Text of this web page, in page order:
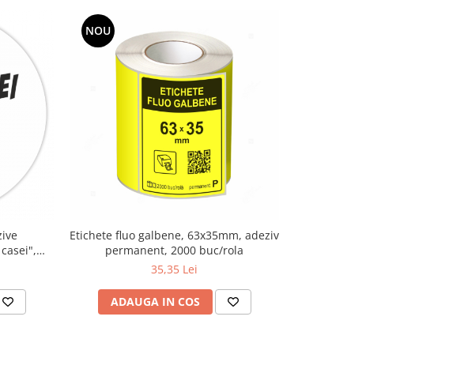
rola
NOU
Etichete fluo galbene, 63x35mm, adeziv
permanent, 2000 buc/rola
35,35 Lei
ADAUGA IN COS